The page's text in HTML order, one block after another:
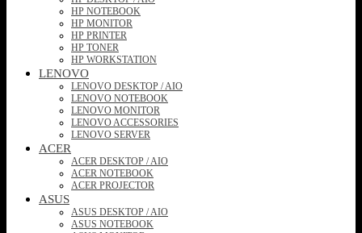
HP NOTEBOOK
HP MONITOR
HP PRINTER
HP TONER
HP WORKSTATION
LENOVO
LENOVO DESKTOP / AIO
LENOVO NOTEBOOK
LENOVO MONITOR
LENOVO ACCESSORIES
LENOVO SERVER
ACER
ACER DESKTOP / AIO
ACER NOTEBOOK
ACER PROJECTOR
ASUS
ASUS DESKTOP / AIO
ASUS NOTEBOOK